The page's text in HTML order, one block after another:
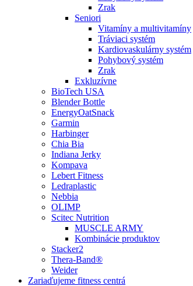
Zrak
Seniori
Vitamíny a multivitamíny
Tráviaci systém
Kardiovaskulárny systém
Pohybový systém
Zrak
Exkluzívne
BioTech USA
Blender Bottle
EnergyOatSnack
Garmin
Harbinger
Chia Bia
Indiana Jerky
Kompava
Lebert Fitness
Ledraplastic
Nebbia
OLIMP
Scitec Nutrition
MUSCLE ARMY
Kombinácie produktov
Stacker2
Thera-Band®
Weider
Zariaďujeme fitness centrá